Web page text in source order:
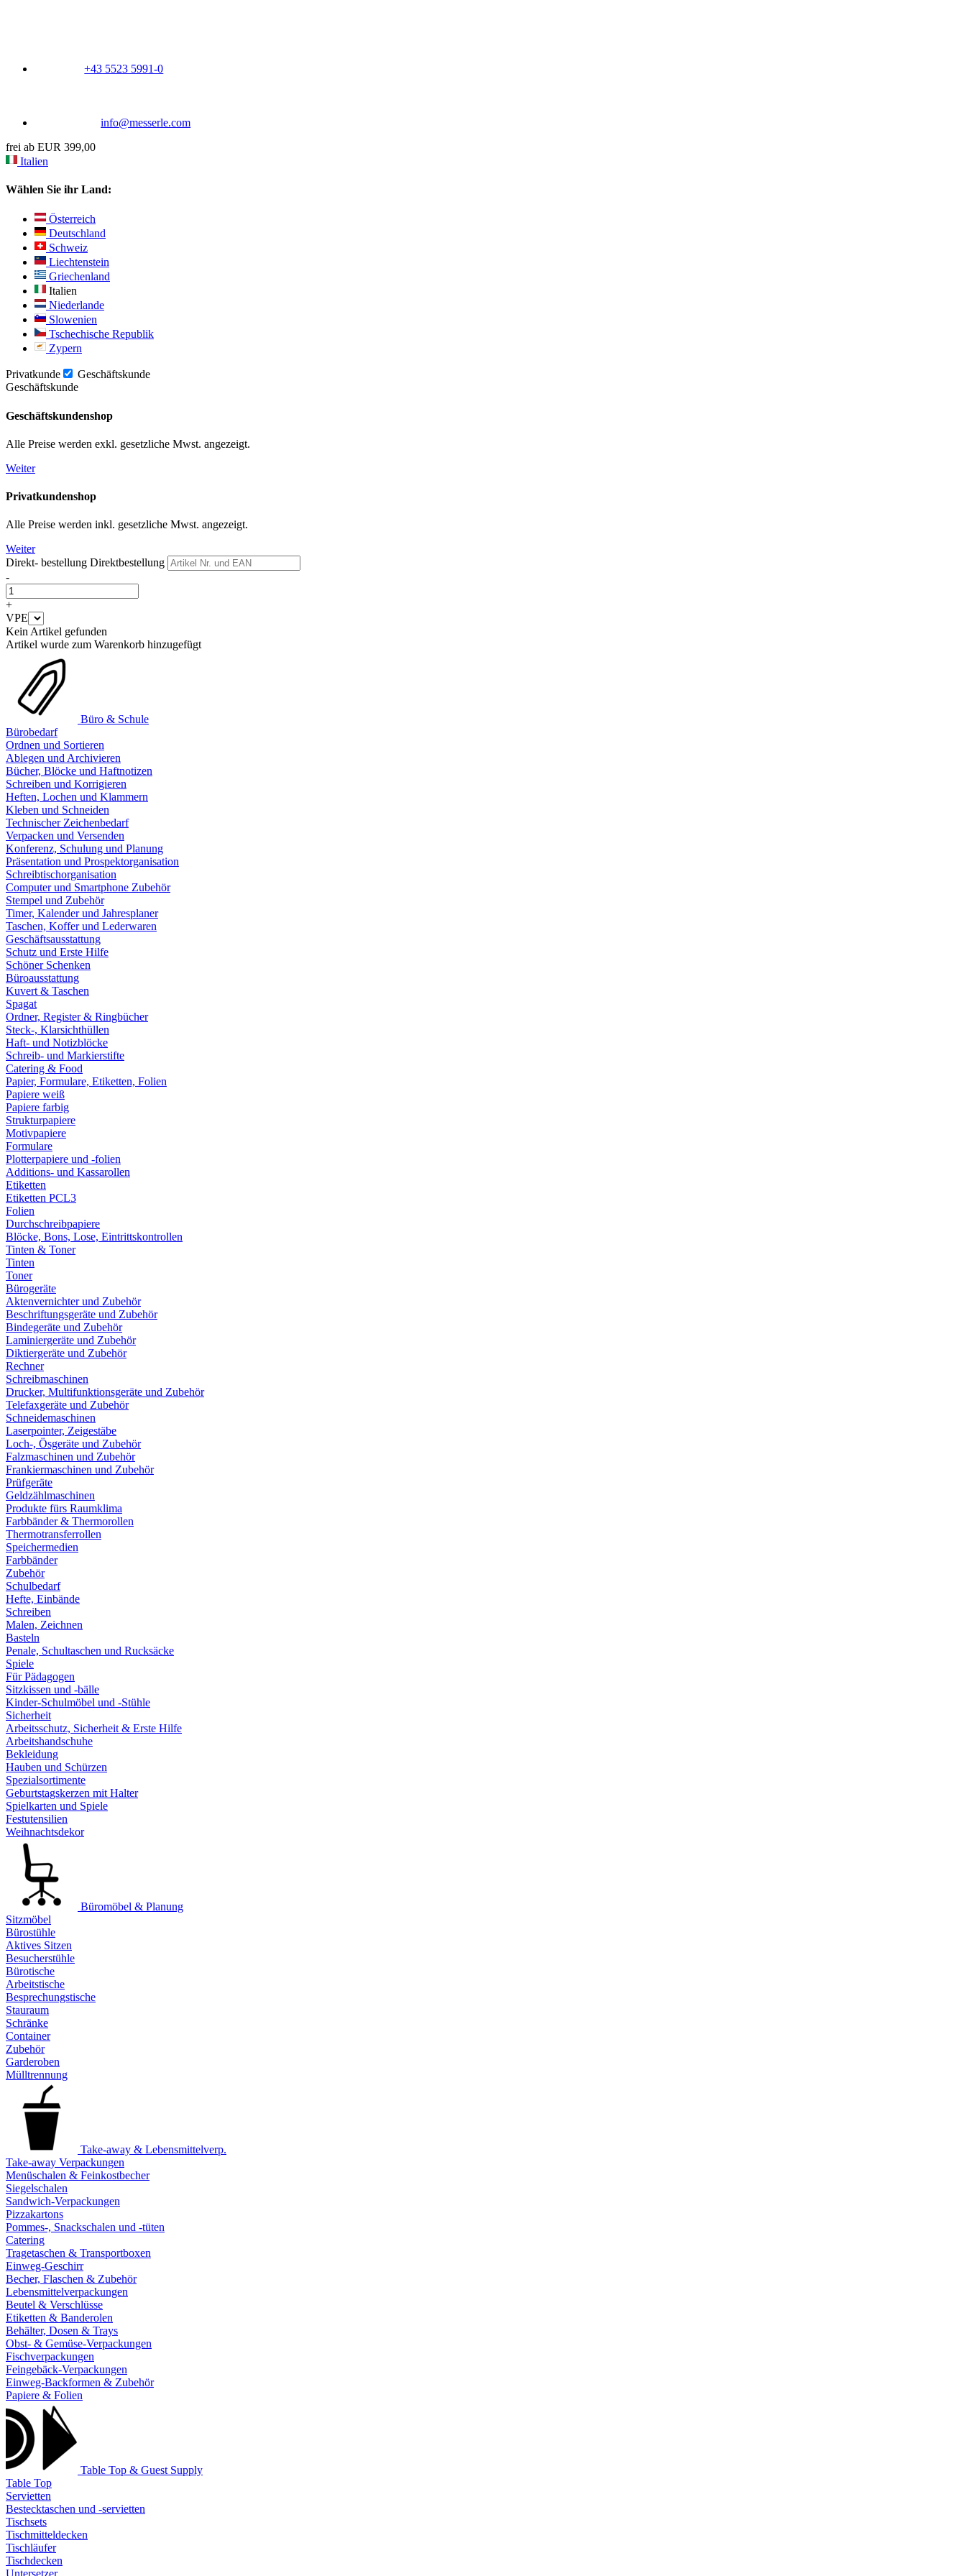
+43 5523 5991-0
info@messerle.com
frei ab EUR 399,00
Italien
Wählen Sie ihr Land:
Österreich
Deutschland
Schweiz
Liechtenstein
Griechenland
Italien
Niederlande
Slowenien
Tschechische Republik
Zypern
Privatkunde
Geschäftskunde
Geschäftskunde
Geschäftskundenshop
Alle Preise werden exkl. gesetzliche Mwst. angezeigt.
Weiter
Privatkundenshop
Alle Preise werden inkl. gesetzliche Mwst. angezeigt.
Weiter
Direkt- bestellung Direktbestellung
-
+
VPE
Kein Artikel gefunden
Artikel wurde zum Warenkorb hinzugefügt
Büro & Schule
Bürobedarf
Ordnen und Sortieren
Ablegen und Archivieren
Bücher, Blöcke und Haftnotizen
Schreiben und Korrigieren
Heften, Lochen und Klammern
Kleben und Schneiden
Technischer Zeichenbedarf
Verpacken und Versenden
Konferenz, Schulung und Planung
Präsentation und Prospektorganisation
Schreibtischorganisation
Computer und Smartphone Zubehör
Stempel und Zubehör
Timer, Kalender und Jahresplaner
Taschen, Koffer und Lederwaren
Geschäftsausstattung
Schutz und Erste Hilfe
Schöner Schenken
Büroausstattung
Kuvert & Taschen
Spagat
Ordner, Register & Ringbücher
Steck-, Klarsichthüllen
Haft- und Notizblöcke
Schreib- und Markierstifte
Catering & Food
Papier, Formulare, Etiketten, Folien
Papiere weiß
Papiere farbig
Strukturpapiere
Motivpapiere
Formulare
Plotterpapiere und -folien
Additions- und Kassarollen
Etiketten
Etiketten PCL3
Folien
Durchschreibpapiere
Blöcke, Bons, Lose, Eintrittskontrollen
Tinten & Toner
Tinten
Toner
Bürogeräte
Aktenvernichter und Zubehör
Beschriftungsgeräte und Zubehör
Bindegeräte und Zubehör
Laminiergeräte und Zubehör
Diktiergeräte und Zubehör
Rechner
Schreibmaschinen
Drucker, Multifunktionsgeräte und Zubehör
Telefaxgeräte und Zubehör
Schneidemaschinen
Laserpointer, Zeigestäbe
Loch-, Ösgeräte und Zubehör
Falzmaschinen und Zubehör
Frankiermaschinen und Zubehör
Prüfgeräte
Geldzählmaschinen
Produkte fürs Raumklima
Farbbänder & Thermorollen
Thermotransferrollen
Speichermedien
Farbbänder
Zubehör
Schulbedarf
Hefte, Einbände
Schreiben
Malen, Zeichnen
Basteln
Penale, Schultaschen und Rucksäcke
Spiele
Für Pädagogen
Sitzkissen und -bälle
Kinder-Schulmöbel und -Stühle
Sicherheit
Arbeitsschutz, Sicherheit & Erste Hilfe
Arbeitshandschuhe
Bekleidung
Hauben und Schürzen
Spezialsortimente
Geburtstagskerzen mit Halter
Spielkarten und Spiele
Festutensilien
Weihnachtsdekor
Büromöbel & Planung
Sitzmöbel
Bürostühle
Aktives Sitzen
Besucherstühle
Bürotische
Arbeitstische
Besprechungstische
Stauraum
Schränke
Container
Zubehör
Garderoben
Mülltrennung
Take-away & Lebensmittelverp.
Take-away Verpackungen
Menüschalen & Feinkostbecher
Siegelschalen
Sandwich-Verpackungen
Pizzakartons
Pommes-, Snackschalen und -tüten
Catering
Tragetaschen & Transportboxen
Einweg-Geschirr
Becher, Flaschen & Zubehör
Lebensmittelverpackungen
Beutel & Verschlüsse
Etiketten & Banderolen
Behälter, Dosen & Trays
Obst- & Gemüse-Verpackungen
Fischverpackungen
Feingebäck-Verpackungen
Einweg-Backformen & Zubehör
Papiere & Folien
Table Top & Guest Supply
Table Top
Servietten
Bestecktaschen und -servietten
Tischsets
Tischmitteldecken
Tischläufer
Tischdecken